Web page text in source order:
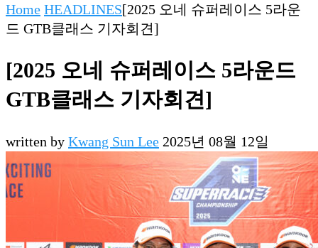
Home HEADLINES[2025 오네 슈퍼레이스 5라운
드 GTB클래스 기자회견]
[2025 오네 슈퍼레이스 5라운드
GTB클래스 기자회견]
written by Kwang Sun Lee 2025년 08월 12일